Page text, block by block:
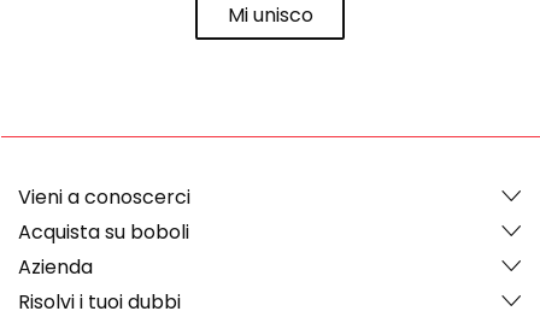
Mi unisco
Vieni a conoscerci
Acquista su boboli
Azienda
Risolvi i tuoi dubbi